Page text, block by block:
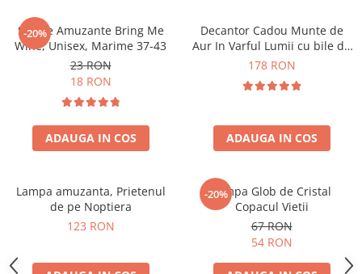
-20%
Sosete Amuzante Bring Me
Wine, Unisex, Marime 37-43
23 RON
18 RON
ADAUGA IN COS
Decantor Cadou Munte de
Aur In Varful Lumii cu bile de
curatare
178 RON
ADAUGA IN COS
Lampa amuzanta, Prietenul
de pe Noptiera
123 RON
-20%
Lampa Glob de Cristal
Copacul Vietii
67 RON
54 RON